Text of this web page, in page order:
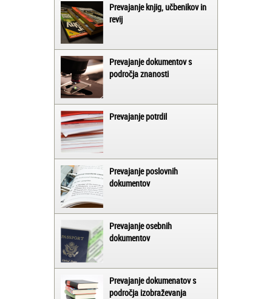
Prevajanje knjig, učbenikov in
revij
Prevajanje dokumentov s
področja znanosti
Prevajanje potrdil
Prevajanje poslovnih
dokumentov
Prevajanje osebnih
dokumentov
Prevajanje dokumenatov s
področja izobraževanja